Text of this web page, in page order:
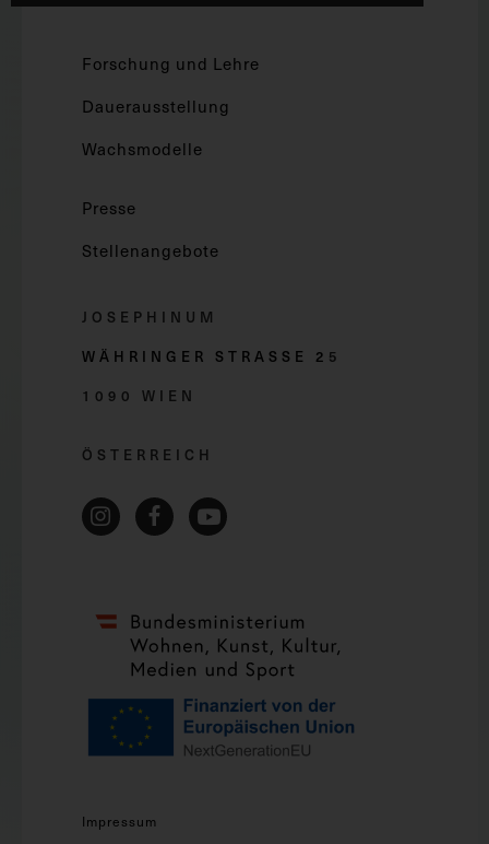
Forschung und Lehre
Dauerausstellung
Wachsmodelle
Presse
Stellenangebote
JOSEPHINUM
WÄHRINGER STRASSE 2 5
1090 WIEN
ÖSTERREICH
Impressum